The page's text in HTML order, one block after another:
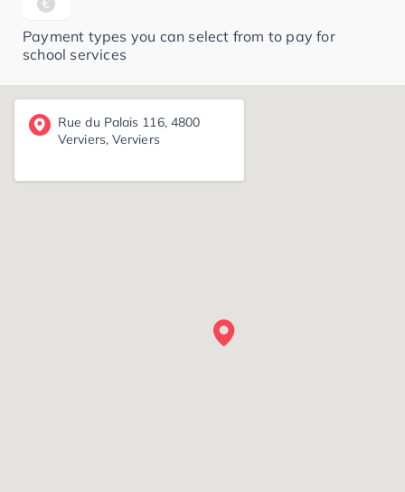
Payment types you can select from to pay for
school services
Rue du Palais 116, 4800
Verviers, Verviers